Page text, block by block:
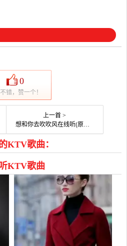
0
错，赞一个！
上一首 >
想和你去吹吹风在线听(原唱是张学友)，和气生财演唱点播:11次
KTV歌曲：
KTV歌曲